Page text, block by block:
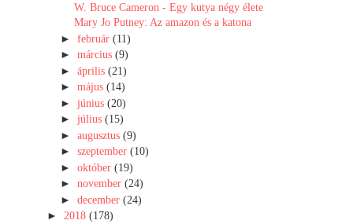
W. Bruce Cameron - Egy kutya négy élete
Mary Jo Putney: Az amazon és a katona
► február (11)
► március (9)
► április (21)
► május (14)
► június (20)
► július (15)
► augusztus (9)
► szeptember (10)
► október (19)
► november (24)
► december (24)
► 2018 (178)